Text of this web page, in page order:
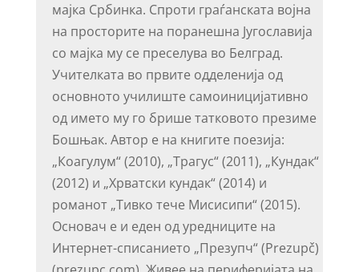
мајка Србинка. Спроти граѓанската војна
на просторите на поранешна Југославија
со мајка му се преселува во Белград.
Учителката во првите одделенија од
основното училиште самоиницијативно
од името му го брише татковото презиме
Бошњак. Автор е на книгите поезија:
„Коагулум“ (2010), „Трагус“ (2011), „Кундак“
(2012) и „Хрватски кундак“ (2014) и
романот „Тивко тече Мисисипи“ (2015).
Основач е и еден од уредниците на
Интернет-списанието „Презупч“ (Prezupč)